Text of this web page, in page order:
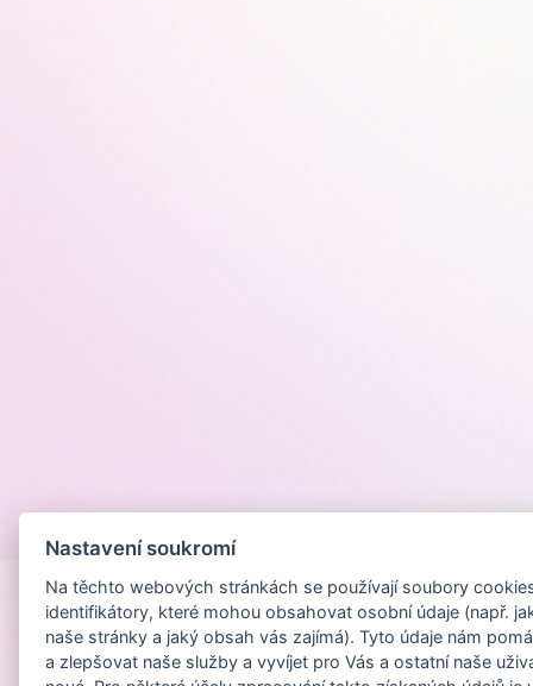
Nastavení soukromí
Na těchto webových stránkách se používají soubory
identifikátory, které mohou obsahovat osobní údaje (např.
naše stránky a jaký obsah vás zajímá). Tyto údaje nám
a zlepšovat naše služby a vyvíjet pro Vás a ostatní naše